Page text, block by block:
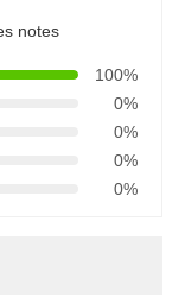
notes
100%
0%
0%
0%
0%